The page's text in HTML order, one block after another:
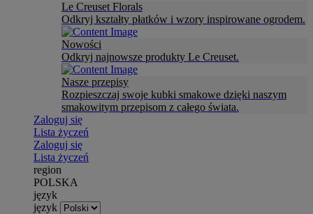
Le Creuset Florals
Odkryj kształty płatków i wzory inspirowane ogrodem.
Nowości
Odkryj najnowsze produkty Le Creuset.
Nasze przepisy
Rozpieszczaj swoje kubki smakowe dzięki naszym
smakowitym przepisom z całego świata.
Zaloguj się
Lista życzeń
Zaloguj się
Lista życzeń
region
POLSKA
język
język